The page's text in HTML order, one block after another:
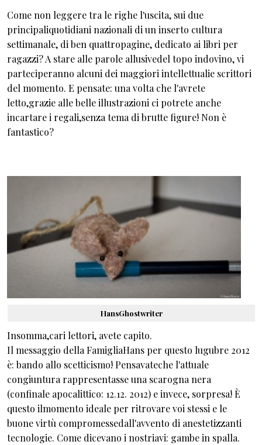
Come non leggere tra le righe l'uscita, sui due
principaliquotidiani nazionali di un inserto cultura
settimanale, di ben quattropagine, dedicato ai libri per
ragazzi? A stare alle parole allusivedel topo indovino, vi
parteciperanno alcuni dei maggiori intellettualie scrittori
del momento. E pensate: una volta che l'avrete
letto,grazie alle belle illustrazioni ci potrete anche
incartare i regali,senza tema di brutte figure! Non è
fantastico?
HansGhostwriter
Insomma,cari lettori, avete capito.
Il messaggio della FamigliaHans per questo lugubre 2012
è: bando allo scetticismo! Pensavateche l'attuale
congiuntura rappresentasse una scarogna nera
(confinale apocalittico: 12.12. 2012) e invece, sorpresa! È
questo ilmomento ideale per ritrovare voi stessi e le
buone virtù compromessedall'avvento di anestetizzanti
tecnologie. Come dicevano i nostriavi: gambe in spalla.